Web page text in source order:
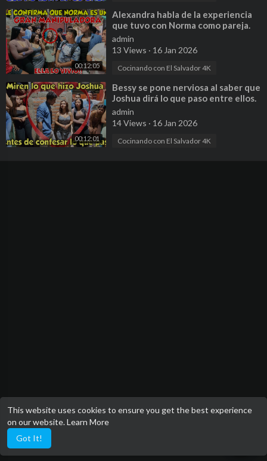
This website uses cookies to ensure you get the best experience
on our website.Learn More
Got It!
00:12:05
⁣Alexandra habla de la experiencia
que tuvo con Norma como pareja.
Daysi dejará su relación? P 26
admin
13 Views · 16 Jan 2026
Cocinando con El Salvador 4K
00:12:01
⁣Bessy se pone nerviosa al saber que
Joshua dirá lo que paso entre ellos.
Serenata para Bessy. P 46
admin
14 Views · 16 Jan 2026
Cocinando con El Salvador 4K